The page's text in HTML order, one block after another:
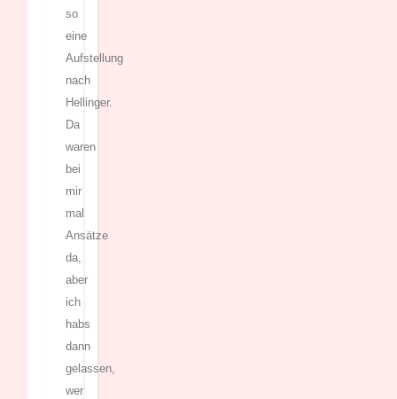
so
eine
Aufstellung
nach
Hellinger.
Da
waren
bei
mir
mal
Ansätze
da,
aber
ich
habs
dann
gelassen,
wer